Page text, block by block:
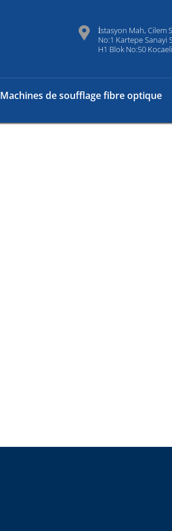
İstasyon Mah, Cilem
No:1 Kartepe Sanayi
H1 Blok No:50
Machines de soufflage fibre optique